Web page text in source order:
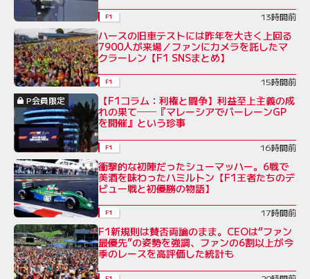
F1 13時間前
ハースの旧車テストには昨年を大きく上回る
7900人が来場／ファンにカメラを託したマ
クラーレン【F1 SNSまとめ】
F1
15時間前
P会員限定
【F1コラム：利権と闘争】利益至上主義の成
れの果て──『マレーシアでバーレーンGP
を開催』という珍事
F1 16時間前
衝撃的な初陣だったシューマッハー。6戦で
美酒を味わったハミルトン【F1王者たちのデ
ビュー戦と初優勝の物語】
F1 17時間前
F1新規則は賛否両論のまま。CEOは“ファン
最優先”の姿勢を強調、ファンの6割以上が今
季のレースを高評価した統計も